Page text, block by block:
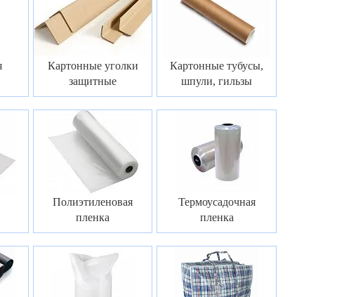
Картонные уголки
защитные
Картонные тубусы,
шпули, гильзы
Полиэтиленовая
пленка
Термоусадочная
пленка